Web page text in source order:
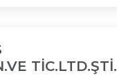
TİC.LTD.ŞTİ.